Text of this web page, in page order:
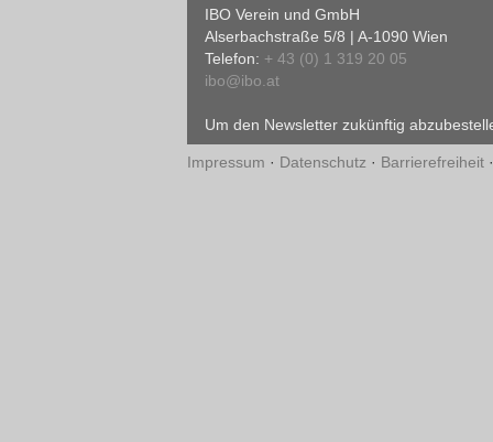
IBO Verein und GmbH
Alserbachstraße 5/8 | A-1090 Wien
Telefon: + 43 (0) 1 319 20 05
ibo@ibo.at
Um den Newsletter zukünftig
Impressum · Datenschutz · Barrierefreiheit